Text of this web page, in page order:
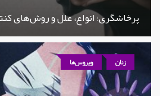
پرخاشگری؛ انواع، علل و روش‌های
زنان ویروس‌ها